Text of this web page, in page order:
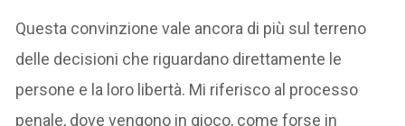
Questa convinzione vale ancora di più sul terreno
delle decisioni che riguardano direttamente le
persone e la loro libertà. Mi riferisco al processo
penale, dove vengono in gioco, come forse in